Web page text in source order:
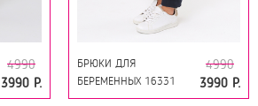
4990
3990 Р.
БРЮКИ ДЛЯ
БЕРЕМЕННЫХ 16331
Т.СИНИЙ
4990
3990 Р.